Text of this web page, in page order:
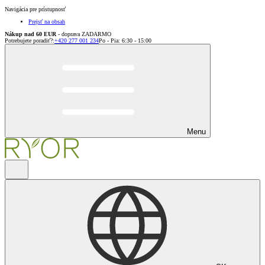
Navigácia pre prístupnosť
Prejsť na obsah
Nákup nad 60 EUR - doprava ZADARMO
Potrebujete poradiť?:+420 277 001 234Po - Pia: 6:30 - 15:00
Menu